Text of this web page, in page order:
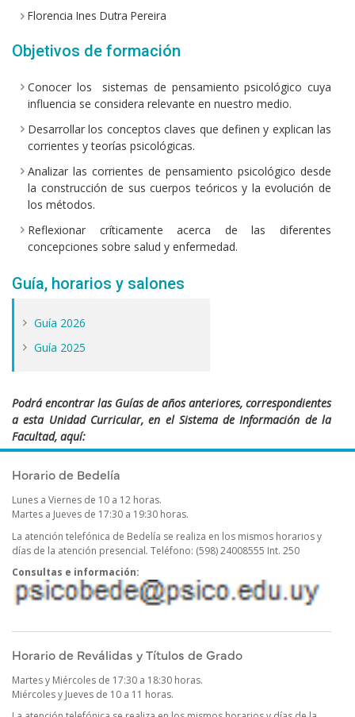
Horario de Bedelía
Lunes a Viernes de 10 a 12 horas.
Martes a Jueves de 17:30 a 19:30 horas.
La atención telefónica de Bedelía se realiza en los mismos horarios y
días de la atención presencial. Teléfono: (598) 24008555 Int. 250
Consultas e información:
Horario de Reválidas y Títulos de Grado
Martes y Miércoles de 17:30 a 18:30 horas.
Miércoles y Jueves de 10 a 11 horas.
Florencia Ines Dutra Pereira
Objetivos de formación
Conocer los sistemas de pensamiento psicológico cuya
influencia se considera relevante en nuestro medio.
Desarrollar los conceptos claves que definen y explican las
corrientes y teorías psicológicas.
Analizar las corrientes de pensamiento psicológico desde
la construcción de sus cuerpos teóricos y la evolución de
los métodos.
Reflexionar críticamente acerca de las diferentes
concepciones sobre salud y enfermedad.
Guía, horarios y salones
Guía 2026
Guía 2025
Podrá encontrar las Guías de años anteriores, correspondientes
a esta Unidad Curricular, en el Sistema de Información de la
Facultad, aquí: